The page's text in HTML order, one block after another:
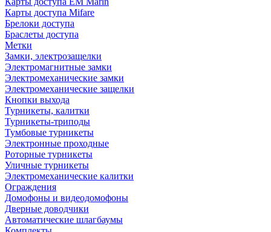
Карты доступа Mifare
Брелоки доступа
Браслеты доступа
Метки
Замки, электрозащелки
Электромагнитные замки
Электромеханические замки
Электромеханические защелки
Кнопки выхода
Турникеты, калитки
Турникеты-триподы
Тумбовые турникеты
Электронные проходные
Роторные турникеты
Уличные турникеты
Электромеханические калитки
Ограждения
Домофоны и видеодомофоны
Дверные доводчики
Автоматические шлагбаумы